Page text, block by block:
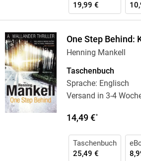
19,99 €
One Step Behind:
Henning Mankell
Taschenbuch
Sprache: Englisch
Versand in 3-4
14,49 €*
Taschenbuch
25,49 €